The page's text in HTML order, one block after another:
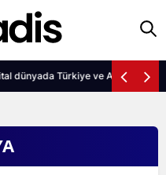
kardeşliği nasıl daha görünür